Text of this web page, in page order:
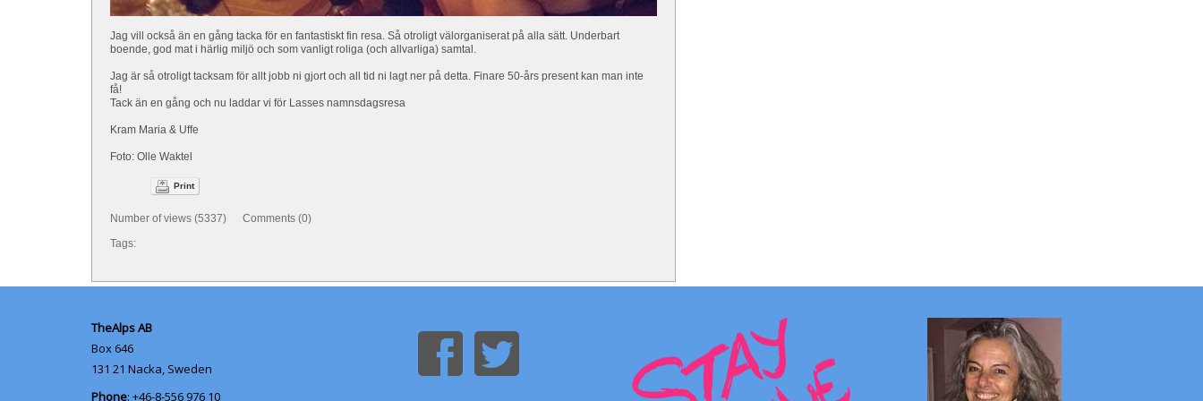
Jag vill också än en gång tacka för en fantastiskt fin resa. Så otroligt välorganiserat på alla sätt. Underbart
boende, god mat i härlig miljö och som vanligt roliga (och allvarliga) samtal.
Jag är så otroligt tacksam för allt jobb ni gjort och all tid ni lagt ner på detta. Finare 50-års present kan man inte
få!
Tack än en gång och nu laddar vi för Lasses namnsdagsresa
Kram Maria & Uffe
Foto: Olle Waktel
Print
Number of views (5337) Comments (0)
Tags:
TheAlps AB
Box 646
131 21 Nacka, Sweden
Phone: +46-8-556 976 10